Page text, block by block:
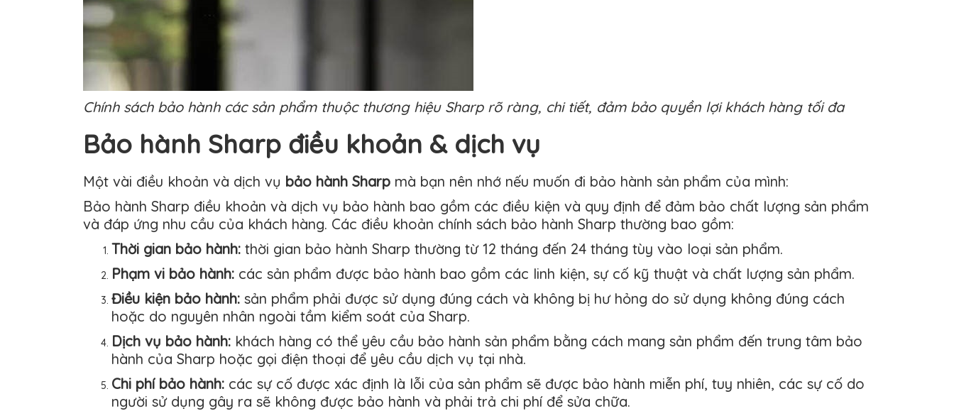
Chính sách bảo hành các sản phẩm thuộc thương hiệu Sharp rõ ràng, chi tiết, đảm bảo quyền lợi khách hàng tối đa
Bảo hành Sharp điều khoản & dịch vụ
Một vài điều khoản và dịch vụ bảo hành Sharp mà bạn nên nhớ nếu muốn đi bảo hành sản phẩm của mình:
Bảo hành Sharp điều khoản và dịch vụ bảo hành bao gồm các điều kiện và quy định để đảm bảo chất lượng sản phẩm
và đáp ứng nhu cầu của khách hàng. Các điều khoản chính sách bảo hành Sharp thường bao gồm:
Thời gian bảo hành: thời gian bảo hành Sharp thường từ 12 tháng đến 24 tháng tùy vào loại sản phẩm.
Phạm vi bảo hành: các sản phẩm được bảo hành bao gồm các linh kiện, sự cố kỹ thuật và chất lượng sản phẩm.
Điều kiện bảo hành: sản phẩm phải được sử dụng đúng cách và không bị hư hỏng do sử dụng không đúng cách
hoặc do nguyên nhân ngoài tầm kiểm soát của Sharp.
Dịch vụ bảo hành: khách hàng có thể yêu cầu bảo hành sản phẩm bằng cách mang sản phẩm đến trung tâm bảo
hành của Sharp hoặc gọi điện thoại để yêu cầu dịch vụ tại nhà.
Chi phí bảo hành: các sự cố được xác định là lỗi của sản phẩm sẽ được bảo hành miễn phí, tuy nhiên, các sự cố do
người sử dụng gây ra sẽ không được bảo hành và phải trả chi phí để sửa chữa.